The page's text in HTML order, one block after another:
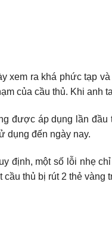
xem ra khá phức tạp
của cầu thủ. Khi anh
được áp dụng lần đầu
dụng đến ngày nay.
định, một số lỗi nhẹ
cầu thủ bị rút 2 thẻ vàng